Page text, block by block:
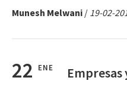
Munesh Melwani / 19-02-
22 ENE Empresas